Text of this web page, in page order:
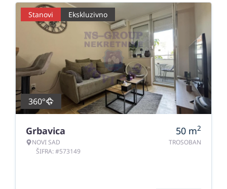
Stanovi Ekskluzivno
360°
Grbavica
NOVI SAD
ŠIFRA: #573149
50 m2
TROSOBAN